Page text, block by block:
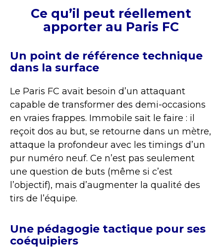
Ce qu’il peut réellement
apporter au Paris FC
Un point de référence technique
dans la surface
Le Paris FC avait besoin d’un attaquant
capable de transformer des demi-occasions
en vraies frappes. Immobile sait le faire : il
reçoit dos au but, se retourne dans un mètre,
attaque la profondeur avec les timings d’un
pur numéro neuf. Ce n’est pas seulement
une question de buts (même si c’est
l’objectif), mais d’augmenter la qualité des
tirs de l’équipe.
Une pédagogie tactique pour ses
coéquipiers